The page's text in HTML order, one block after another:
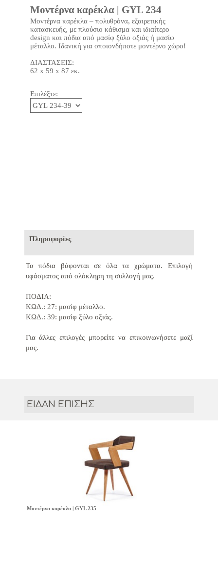
Μοντέρνα καρέκλα | GYL 234
Μοντέρνα καρέκλα – πολυθρόνα, εξαιρετικής
κατασκευής, με πλούσιο κάθισμα και ιδιαίτερο
design και πόδια από μασίφ ξύλο οξιάς ή μασίφ
μέταλλο. Ιδανική για οποιονδήποτε μοντέρνο χώρο!
ΔΙΑΣΤΑΣΕΙΣ:
62 x 59 x 87 εκ.
Επιλέξτε:
Πληροφορίες
Τα πόδια βάφονται σε όλα τα χρώματα. Επιλογή
υφάσματος από ολόκληρη τη συλλογή μας.
ΠΟΔΙΑ:
ΚΩΔ.: 27: μασίφ μέταλλο.
ΚΩΔ.: 39: μασίφ ξύλο οξιάς.
Για άλλες επιλογές μπορείτε να επικοινωνήσετε μαζί
μας.
ΕΙΔΑΝ ΕΠΙΣΗΣ
Μοντέρνα καρέκλα | GYL 235